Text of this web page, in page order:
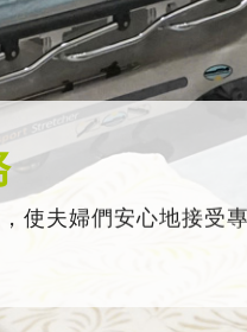
使夫婦們安心地接受